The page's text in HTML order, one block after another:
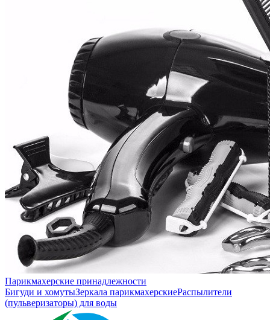
Парикмахерские принадлежности
Бигуди и хомутыЗеркала парикмахерскиеРаспылители
(пульверизаторы) для воды